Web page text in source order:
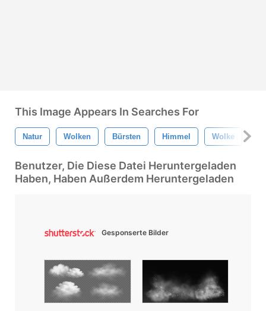
This Image Appears In Searches For
Natur Wolken Bürsten Himmel Wolke
Benutzer, Die Diese Datei Heruntergeladen
Haben, Haben Außerdem Heruntergeladen
Gesponserte Bilder